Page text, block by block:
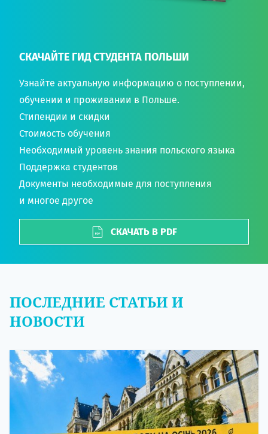
СКАЧАЙТЕ ГИД СТУДЕНТА ПОЛЬШИ
Узнайте актуальную информацию о поступлении,
обучении и проживании в Польше.
Стипендии и скидки
Стоимость обучения
Необходимый уровень знания польского языка
Поддержка студентов
Документы необходимые для поступления
и многое другое
СКАЧАТЬ В PDF
ПОСЛЕДНИЕ СТАТЬИ И
НОВОСТИ